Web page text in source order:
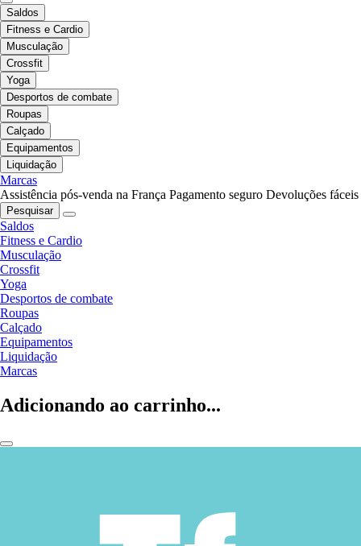
Saldos
Fitness e Cardio
Musculação
Crossfit
Yoga
Desportos de combate
Roupas
Calçado
Equipamentos
Liquidação
Marcas
Assistência pós-venda na França Pagamento seguro Devoluções fáceis
Pesquisar
Saldos
Fitness e Cardio
Musculação
Crossfit
Yoga
Desportos de combate
Roupas
Calçado
Equipamentos
Liquidação
Marcas
Adicionando ao carrinho...